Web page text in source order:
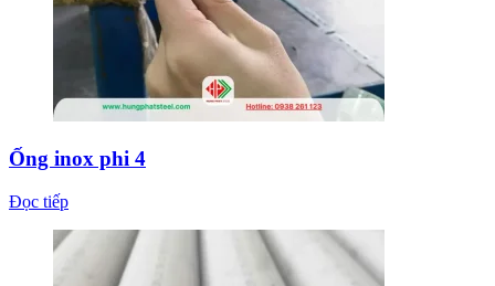
Ống inox phi 4
Đọc tiếp